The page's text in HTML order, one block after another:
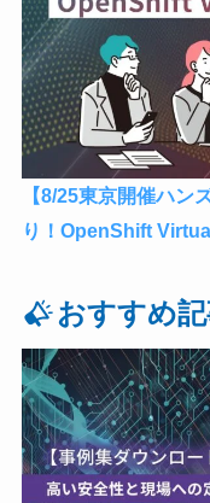
【8/25東京開催ハン
り！OpenShift
おすすめ